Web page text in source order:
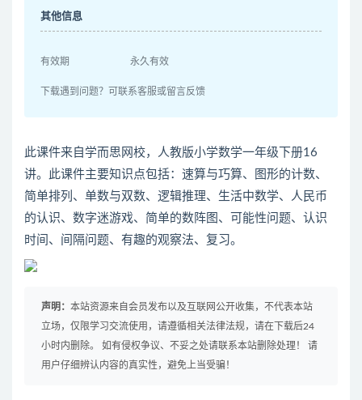
其他信息
有效期 永久有效
下载遇到问题？可联系客服或留言反馈
此课件来自学而思网校，人教版小学数学一年级下册16
讲。此课件主要知识点包括：速算与巧算、图形的计数、
简单排列、单数与双数、逻辑推理、生活中数学、人民币
的认识、数字迷游戏、简单的数阵图、可能性问题、认识
时间、间隔问题、有趣的观察法、复习。
声明： 本站资源来自会员发布以及互联网公开收集，不代表本站
立场，仅限学习交流使用，请遵循相关法律法规，请在下载后24
小时内删除。 如有侵权争议、不妥之处请联系本站删除处理！ 请
用户仔细辨认内容的真实性，避免上当受骗！